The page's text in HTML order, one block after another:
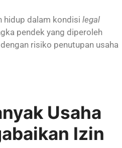
hidup dalam kondisi legal
pendek yang diperoleh
risiko penutupan usaha
Usaha
Izin